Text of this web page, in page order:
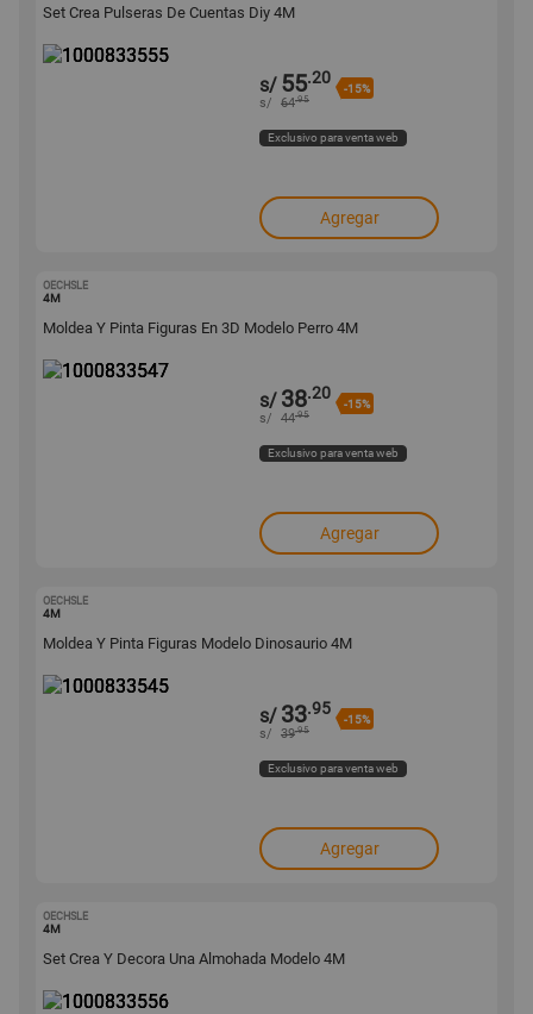
Set Crea Pulseras De Cuentas Diy 4M
s/ 55.20
-15%
s/ 64.95
Exclusivo para venta web
Agregar
OECHSLE
4M
Moldea Y Pinta Figuras En 3D Modelo Perro 4M
s/ 38.20
-15%
s/ 44.95
Exclusivo para venta web
Agregar
OECHSLE
4M
Moldea Y Pinta Figuras Modelo Dinosaurio 4M
s/ 33.95
-15%
s/ 39.95
Exclusivo para venta web
Agregar
OECHSLE
4M
Set Crea Y Decora Una Almohada Modelo 4M